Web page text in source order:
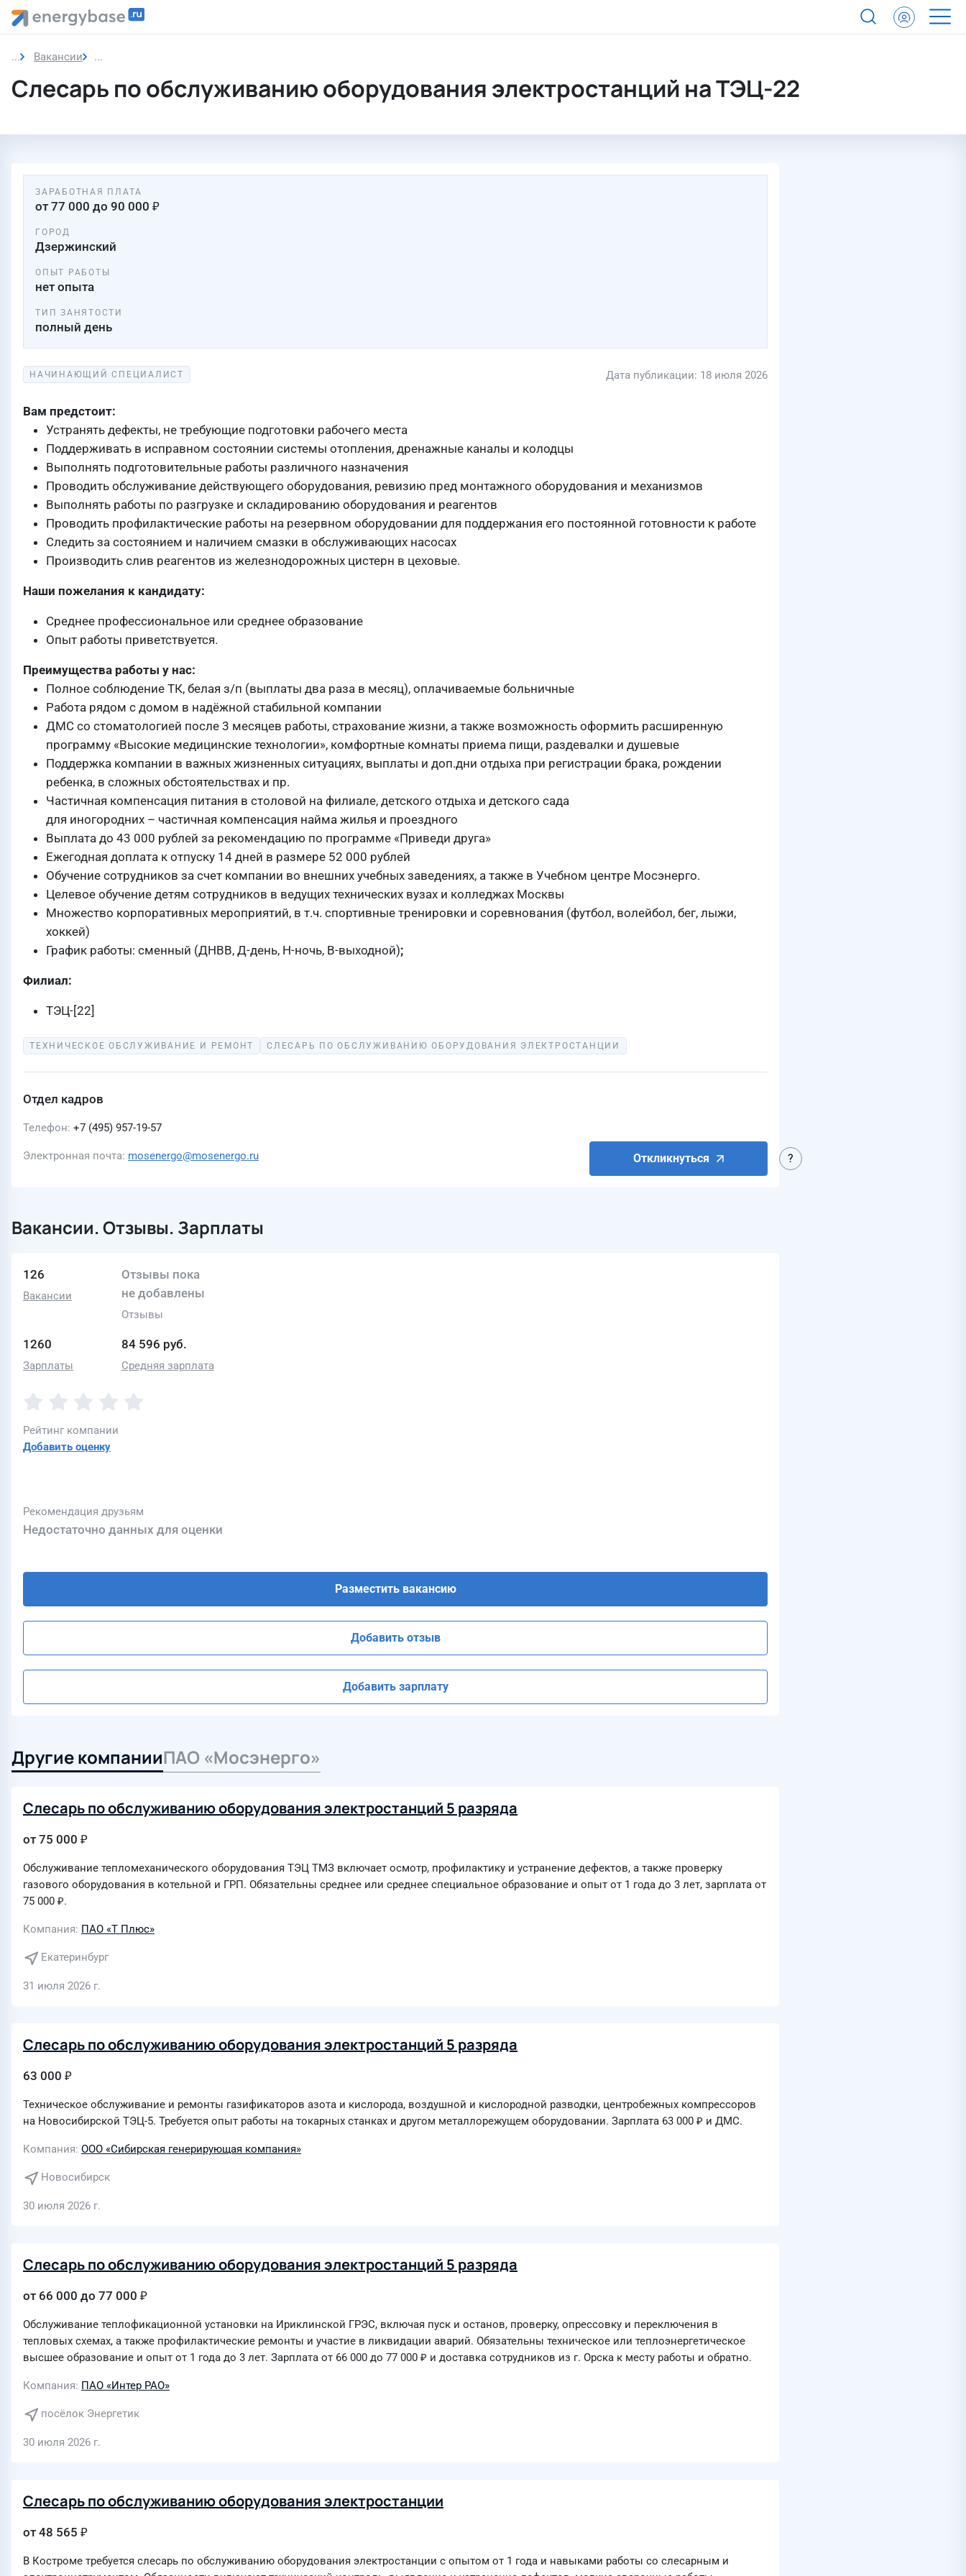
Вакансии Слесарь по обслуживанию оборудования электростанций на ТЭЦ-22
Слесарь по обслуживанию оборудования электростанций на ТЭЦ-22
ЗАРАБОТНАЯ ПЛАТА
от 77 000 до 90 000 ₽
ГОРОД
Дзержинский
ОПЫТ РАБОТЫ
нет опыта
ТИП ЗАНЯТОСТИ
полный день
НАЧИНАЮЩИЙ СПЕЦИАЛИСТ Дата публикации: 18 июля 2026
Вам предстоит:
Устранять дефекты, не требующие подготовки рабочего места
Поддерживать в исправном состоянии системы отопления, дренажные каналы и колодцы
Выполнять подготовительные работы различного назначения
Проводить обслуживание действующего оборудования, ревизию пред монтажного оборудования и механизмов
Выполнять работы по разгрузке и складированию оборудования и реагентов
Проводить профилактические работы на резервном оборудовании для поддержания его постоянной готовности к работе
Следить за состоянием и наличием смазки в обслуживающих насосах
Производить слив реагентов из железнодорожных цистерн в цеховые.
Наши пожелания к кандидату:
Среднее профессиональное или среднее образование
Опыт работы приветствуется.
Преимущества работы у нас:
Полное соблюдение ТК, белая з/п (выплаты два раза в месяц), оплачиваемые больничные
Работа рядом с домом в надёжной стабильной компании
ДМС со стоматологией после 3 месяцев работы, страхование жизни, а также возможность оформить расширенную
программу «Высокие медицинские технологии», комфортные комнаты приема пищи, раздевалки и душевые
Поддержка компании в важных жизненных ситуациях, выплаты и доп.дни отдыха при регистрации брака, рождении
ребенка, в сложных обстоятельствах и пр.
Частичная компенсация питания в столовой на филиале, детского отдыха и детского сада
для иногородних – частичная компенсация найма жилья и проездного
Выплата до 43 000 рублей за рекомендацию по программе «Приведи друга»
Ежегодная доплата к отпуску 14 дней в размере 52 000 рублей
Обучение сотрудников за счет компании во внешних учебных заведениях, а также в Учебном центре Мосэнерго.
Целевое обучение детям сотрудников в ведущих технических вузах и колледжах Москвы
Множество корпоративных мероприятий, в т.ч. спортивные тренировки и соревнования (футбол, волейбол, бег, лыжи,
хоккей)
График работы: сменный (ДНВВ, Д-день, Н-ночь, В-выходной);
Филиал:
ТЭЦ-[22]
ТЕХНИЧЕСКОЕ ОБСЛУЖИВАНИЕ И РЕМОНТ СЛЕСАРЬ ПО ОБСЛУЖИВАНИЮ ОБОРУДОВАНИЯ ЭЛЕКТРОСТАНЦИИ
Отдел кадров
Телефон +7 (495) 957-19-57
Электронная почта mosenergo@mosenergo.ru Откликнуться
Вакансии. Отзывы. Зарплаты
126
Вакансии
Отзывы пока
не добавлены
Отзывы
1260
Зарплаты
84 596 руб.
Средняя зарплата
Рейтинг компании
Добавить оценку
Рекомендация друзьям
Недостаточно данных для оценки
Разместить вакансию
Добавить отзыв
Добавить зарплату
Другие компанииПАО «Мосэнерго»
Слесарь по обслуживанию оборудования электростанций 5 разряда
от 75 000 ₽
Обслуживание тепломеханического оборудования ТЭЦ ТМЗ включает осмотр, профилактику и устранение дефектов, а также проверку
газового оборудования в котельной и ГРП. Обязательны среднее или среднее специальное образование и опыт от 1 года до 3 лет, зарплата от
75 000 ₽.
Компания ПАО «Т Плюс»
Екатеринбург
31 июля 2026 г.
Слесарь по обслуживанию оборудования электростанций 5 разряда
63 000 ₽
Техническое обслуживание и ремонты газификаторов азота и кислорода, воздушной и кислородной разводки, центробежных компрессоров
на Новосибирской ТЭЦ-5. Требуется опыт работы на токарных станках и другом металлорежущем оборудовании. Зарплата 63 000 ₽ и ДМС.
Компания ООО «Сибирская генерирующая компания»
Новосибирск
30 июля 2026 г.
Слесарь по обслуживанию оборудования электростанций 5 разряда
от 66 000 до 77 000 ₽
Обслуживание теплофикационной установки на Ириклинской ГРЭС, включая пуск и останов, проверку, опрессовку и переключения в
тепловых схемах, а также профилактические ремонты и участие в ликвидации аварий. Обязательны техническое или теплоэнергетическое
высшее образование и опыт от 1 года до 3 лет. Зарплата от 66 000 до 77 000 ₽ и доставка сотрудников из г. Орска к месту работы и обратно.
Компания ПАО «Интер РАО»
посёлок Энергетик
30 июля 2026 г.
Слесарь по обслуживанию оборудования электростанции
от 48 565 ₽
В Костроме требуется слесарь по обслуживанию оборудования электростанции с опытом от 1 года и навыками работы со слесарным и